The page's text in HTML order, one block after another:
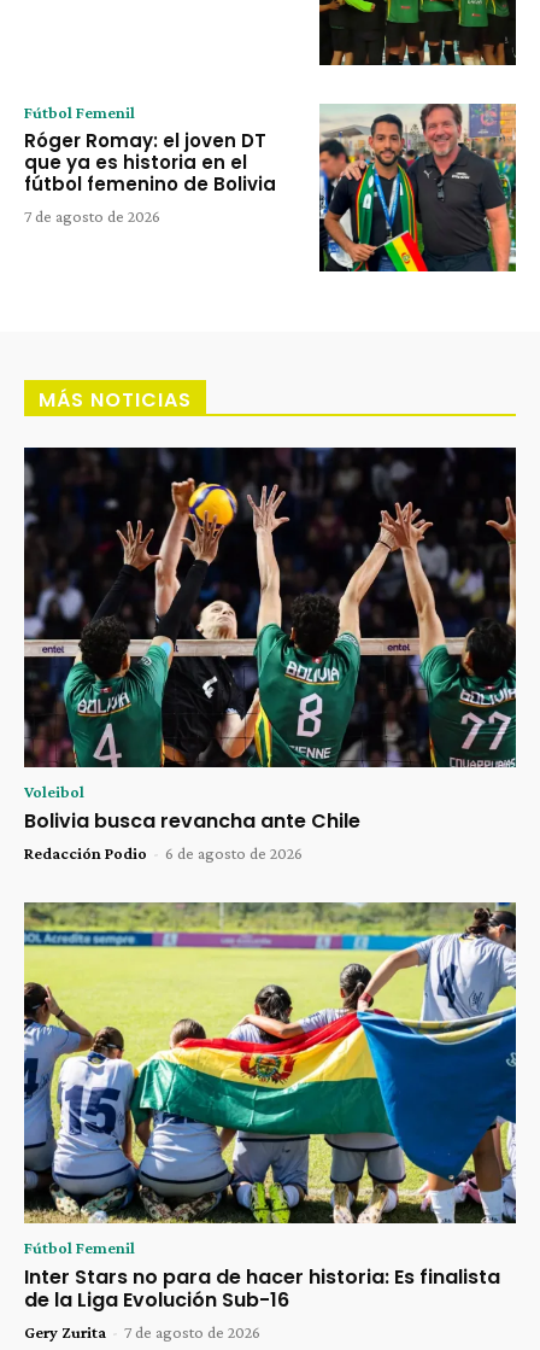
Fútbol Femenil
Róger Romay: el joven DT
que ya es historia en el
fútbol femenino de Bolivia
7 de agosto de 2026
MÁS NOTICIAS
Voleibol
Bolivia busca revancha ante Chile
Redacción Podio - 6 de agosto de 2026
Fútbol Femenil
Inter Stars no para de hacer historia: Es finalista
de la Liga Evolución Sub-16
Gery Zurita - 7 de agosto de 2026